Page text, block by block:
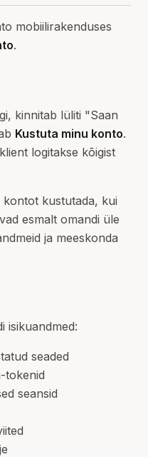
mobiilirakenduses
.
kinnitab lüliti "Saan
Kustuta minu konto.
logitakse kõigist
kontot kustutada, kui
esmalt omandi üle
ja meeskonda
isikuandmed:
seaded
tokenid
seansid